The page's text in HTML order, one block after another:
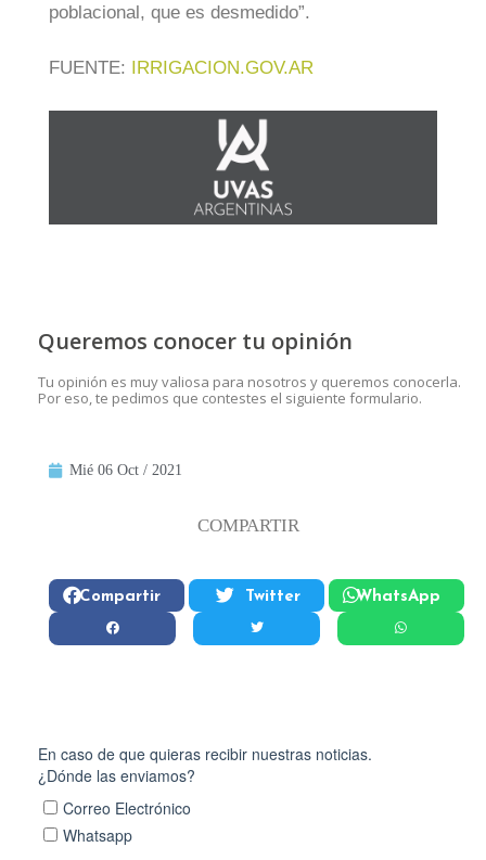
poblacional, que es desmedido”.
FUENTE: IRRIGACION.GOV.AR
Queremos conocer tu opinión
Tu opinión es muy valiosa para nosotros y queremos conocerla.
Por eso, te pedimos que contestes el siguiente formulario.
Mié 06 Oct / 2021
COMPARTIR
Compartir Twitter WhatsApp